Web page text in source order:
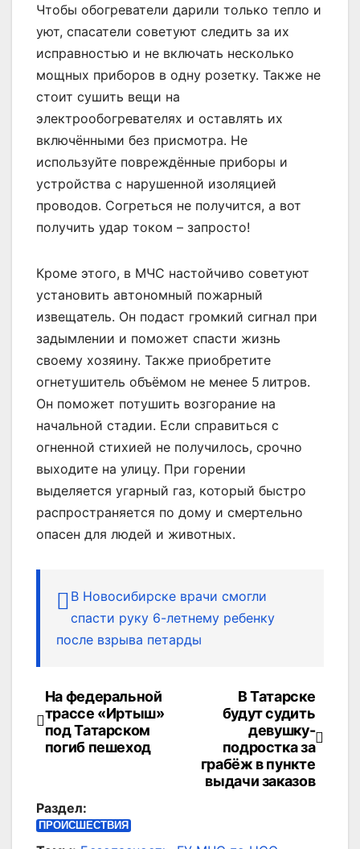
Чтобы обогреватели дарили только тепло и
уют, спасатели советуют следить за их
исправностью и не включать несколько
мощных приборов в одну розетку. Также не
стоит сушить вещи на
электрообогревателях и оставлять их
включёнными без присмотра. Не
используйте повреждённые приборы и
устройства с нарушенной изоляцией
проводов. Согреться не получится, а вот
получить удар током – запросто!
Кроме этого, в МЧС настойчиво советуют
установить автономный пожарный
извещатель. Он подаст громкий сигнал при
задымлении и поможет спасти жизнь
своему хозяину. Также приобретите
огнетушитель объёмом не менее 5 литров.
Он поможет потушить возгорание на
начальной стадии. Если справиться с
огненной стихией не получилось, срочно
выходите на улицу. При горении
выделяется угарный газ, который быстро
распространяется по дому и смертельно
опасен для людей и животных.
В Новосибирске врачи смогли
спасти руку 6-летнему ребенку
после взрыва петарды
Навигация
по
В Татарске
будут судить
девушку-
подростка за
грабёж в пункте
выдачи заказов
На федеральной
трассе «Иртыш»
под Татарском
погиб пешеход
Раздел:
ПРОИСШЕСТВИЯ